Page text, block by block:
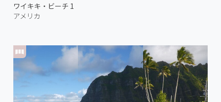
ワイキキ・ビーチ 1
アメリカ